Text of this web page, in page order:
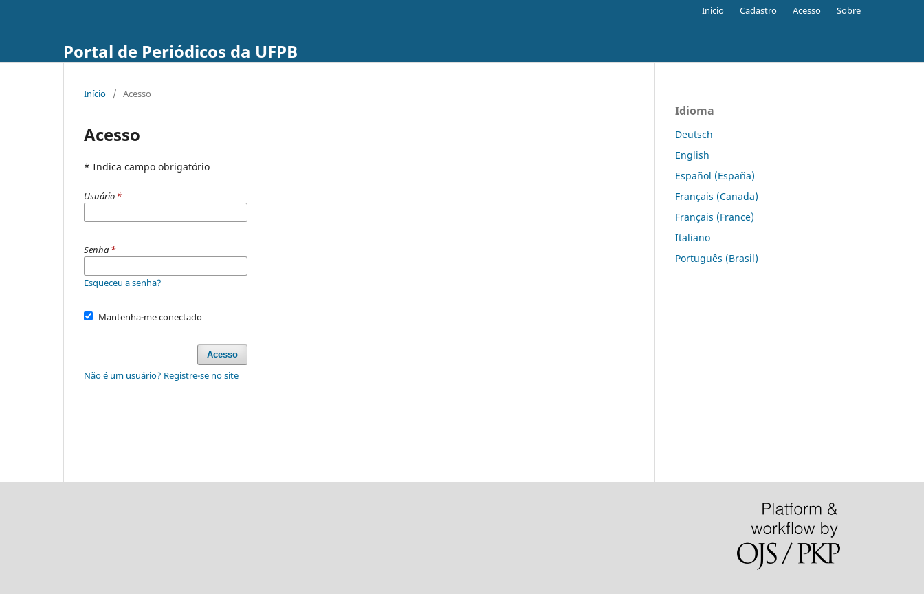
Portal de Periódicos da UFPB
Inicio Cadastro Acesso Sobre
Início / Acesso
Acesso
* Indica campo obrigatório
Usuário *
Senha *
Esqueceu a senha?
Mantenha-me conectado
Acesso
Não é um usuário? Registre-se no site
Idioma
Deutsch
English
Español (España)
Français (Canada)
Français (France)
Italiano
Português (Brasil)